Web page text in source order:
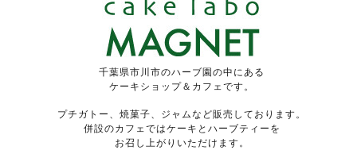
千葉県市川市のハーブ園の中にある
ケーキショップ＆カフェです。
プチガトー、焼菓子、ジャムなど販売しております。
併設のカフェではケーキとハーブティーを
お召し上がりいただけます。